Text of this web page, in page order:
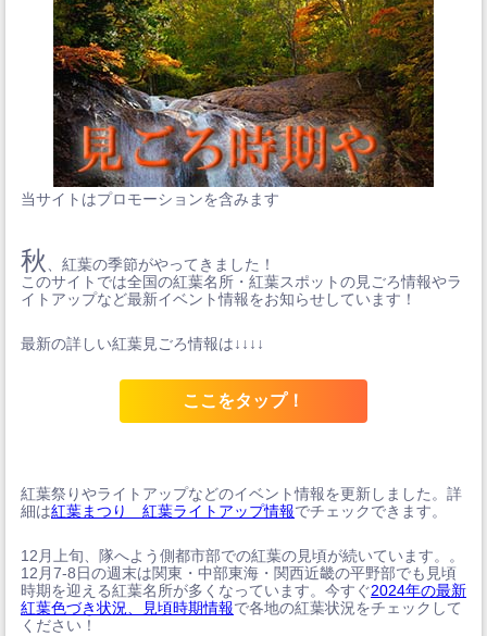
当サイトはプロモーションを含みます
秋
、紅葉の季節がやってきました！
このサイトでは全国の紅葉名所・紅葉スポットの見ごろ情報やラ
イトアップなど最新イベント情報をお知らせしています！
最新の詳しい紅葉見ごろ情報は↓↓↓↓
ここをタップ！
紅葉祭りやライトアップなどのイベント情報を更新しました。詳
細は紅葉まつり 紅葉ライトアップ情報でチェックできます。
12月上旬、隊へよう側都市部での紅葉の見頃が続いています。。
12月7-8日の週末は関東・中部東海・関西近畿の平野部でも見頃
時期を迎える紅葉名所が多くなっています。今すぐ2024年の最新
紅葉色づき状況、見頃時期情報で各地の紅葉状況をチェックして
ください！